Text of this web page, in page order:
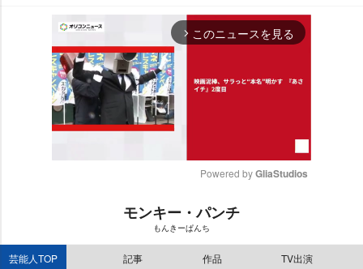
arrow_forward_ios このニュースを見る
Powered by GliaStudios
モンキー・パンチ
もんきーぱんち
芸能人TOP 記事 作品 TV出演